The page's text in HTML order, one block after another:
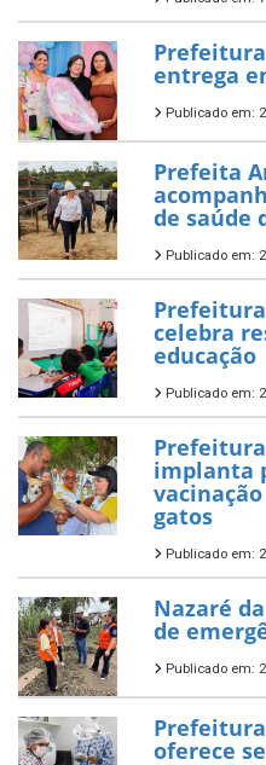
entrega
Publicado em:
Prefeita
de saúde
Publicado em:
celebra
educação
Publicado em:
implanta
gatos
Publicado em:
Nazaré
de
Publicado em:
oferece